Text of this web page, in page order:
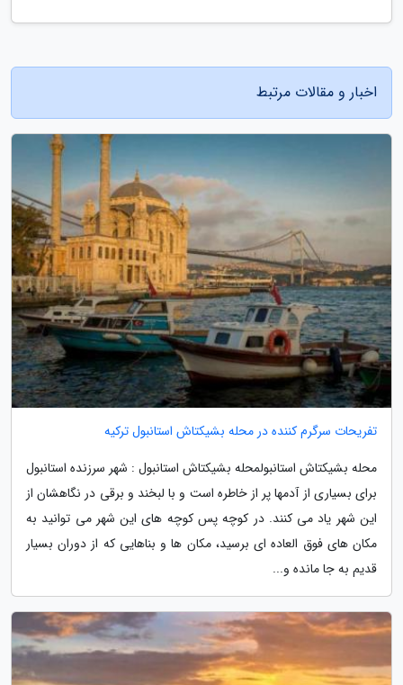
اخبار و مقالات مرتبط
تفریحات سرگرم کننده در محله بشیکتاش استانبول ترکیه
محله بشیکتاش استانبولمحله بشیکتاش استانبول : شهر سرزنده استانبول
برای بسیاری از آدمها پر از خاطره است و با لبخند و برقی در نگاهشان از
این شهر یاد می کنند. در کوچه پس کوچه های این شهر می توانید به
مکان های فوق العاده ای برسید، مکان ها و بناهایی که از دوران بسیار
قدیم به جا مانده و...